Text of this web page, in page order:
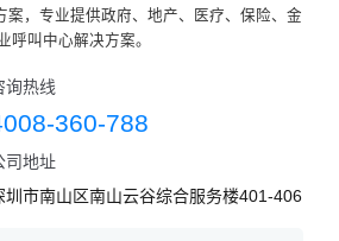
案，专业提供政府、地产、医疗、保险、金
呼叫中心解决方案。
询热线
360-788
司地址
圳市南山区南山云谷综合服务楼401-406